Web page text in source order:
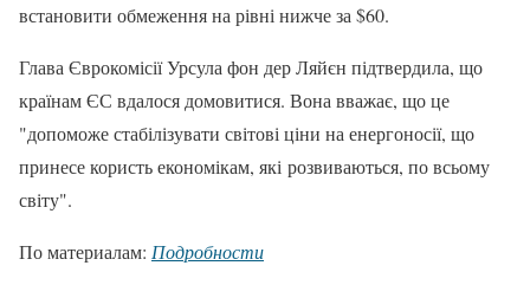
встановити обмеження на рівні нижче за $60.
Глава Єврокомісії Урсула фон дер Ляйєн підтвердила, що
країнам ЄС вдалося домовитися. Вона вважає, що це
"допоможе стабілізувати світові ціни на енергоносії, що
принесе користь економікам, які розвиваються, по всьому
світу".
По материалам: Подробности